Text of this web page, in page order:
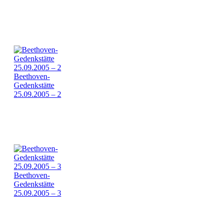
Beethoven-
Gedenkstätte
25.09.2005 – 2
Beethoven-
Gedenkstätte
25.09.2005 – 3